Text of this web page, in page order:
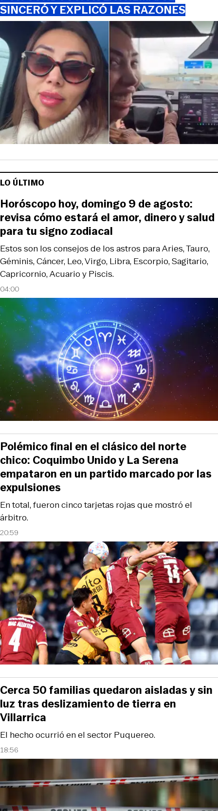
SINCERÓ Y EXPLICÓ LAS RAZONES
LO ÚLTIMO
04:00
Estos son los consejos de los astros para Aries, Tauro,
Géminis, Cáncer, Leo, Virgo, Libra, Escorpio, Sagitario,
Capricornio, Acuario y Piscis.
Horóscopo hoy, domingo 9 de agosto:
revisa cómo estará el amor, dinero y salud
para tu signo zodiacal
20:59
En total, fueron cinco tarjetas rojas que mostró el
árbitro.
Polémico final en el clásico del norte
chico: Coquimbo Unido y La Serena
empataron en un partido marcado por las
expulsiones
18:56
El hecho ocurrió en el sector Puquereo.
Cerca 50 familias quedaron aisladas y sin
luz tras deslizamiento de tierra en
Villarrica